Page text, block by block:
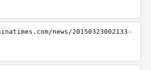
news/20150323002133-